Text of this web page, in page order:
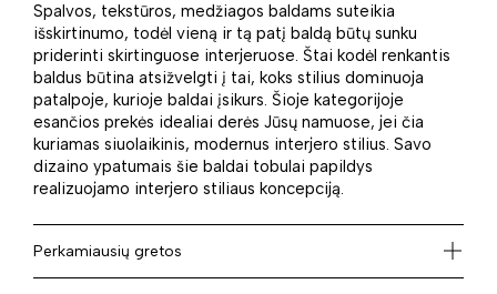
Spalvos, tekstūros, medžiagos baldams suteikia
išskirtinumo, todėl vieną ir tą patį baldą būtų sunku
priderinti skirtinguose interjeruose. Štai kodėl renkantis
baldus būtina atsižvelgti į tai, koks stilius dominuoja
patalpoje, kurioje baldai įsikurs. Šioje kategorijoje
esančios prekės idealiai derės Jūsų namuose, jei čia
kuriamas siuolaikinis, modernus interjero stilius. Savo
dizaino ypatumais šie baldai tobulai papildys
realizuojamo interjero stiliaus koncepciją.
Perkamiausių gretos